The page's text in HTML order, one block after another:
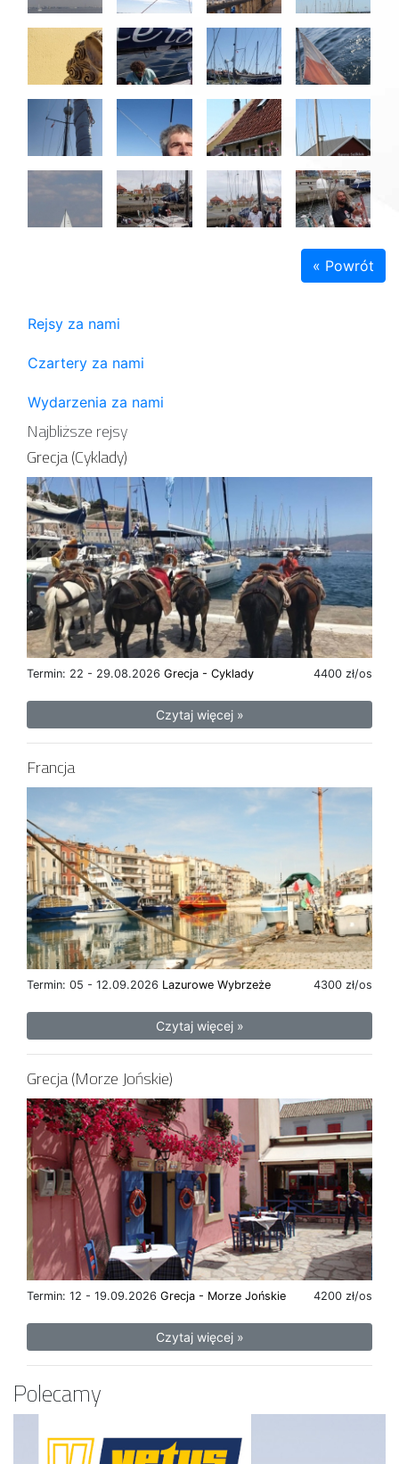
« Powrót
Rejsy za nami
Czartery za nami
Wydarzenia za nami
Najbliższe rejsy
Grecja (Cyklady)
Termin: 22 - 29.08.2026 4400 zł/os
Grecja - Cyklady
Czytaj więcej »
Francja
Termin: 05 - 12.09.2026 4300 zł/os
Lazurowe Wybrzeże
Czytaj więcej »
Grecja (Morze Jońskie)
Termin: 12 - 19.09.2026 4200 zł/os
Grecja - Morze Jońskie
Czytaj więcej »
Polecamy